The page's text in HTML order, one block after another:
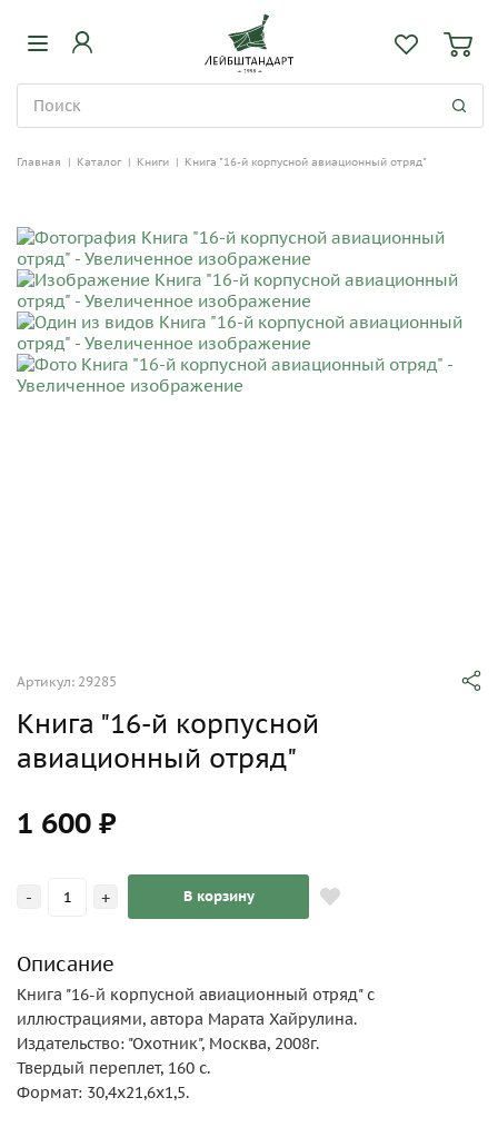
Главная | Каталог | Книги | Книга "16-й корпусной авиационный отряд"
Артикул: 29285
Книга "16-й корпусной
авиационный отряд"
1 600 ₽
- + В корзину
Описание
Книга "16-й корпусной авиационный отряд" с
иллюстрациями, автора Марата Хайрулина.
Издательство: "Охотник", Москва, 2008г.
Твердый переплет, 160 с.
Формат: 30,4х21,6х1,5.